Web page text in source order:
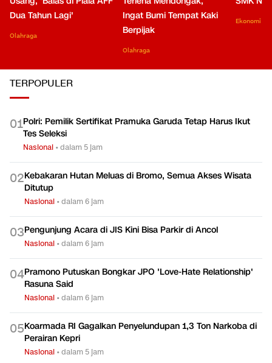
Dua Tahun Lagi'
Olahraga
Ingat Bumi Tempat Kaki
Berpijak
Olahraga
Ekonomi
TERPOPULER
01Polri: Pemilik Sertifikat Pramuka Garuda Tetap Harus Ikut
Tes Seleksi
Nasional •dalam 5 jam
02Kebakaran Hutan Meluas di Bromo, Semua Akses Wisata
Ditutup
Nasional •dalam 6 jam
03Pengunjung Acara di JIS Kini Bisa Parkir di Ancol
Nasional •dalam 6 jam
04Pramono Putuskan Bongkar JPO 'Love-Hate Relationship'
Rasuna Said
Nasional •dalam 6 jam
05Koarmada RI Gagalkan Penyelundupan 1,3 Ton Narkoba di
Perairan Kepri
Nasional •dalam 5 jam